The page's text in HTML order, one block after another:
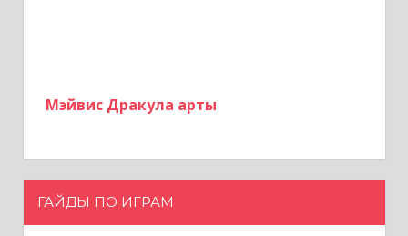
Мэйвис Дракула арты
ГАЙДЫ ПО ИГРАМ